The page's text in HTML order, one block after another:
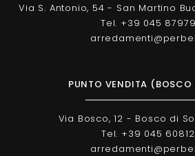
Via S. Antonio, 54 - San Martino
Tel. +39 045
PUNTO VENDITA
Via Bosco, 12 - Bosco di
Tel. +39 045